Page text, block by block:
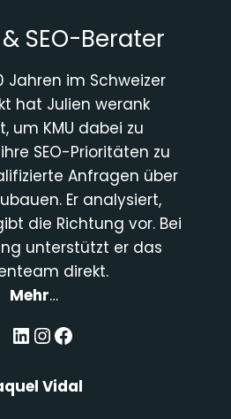
SEO-Berater
Jahren im Schweizer
hat Julien werank
um KMU dabei zu
SEO-Prioritäten zu
Anfragen über
Er analysiert,
die Richtung vor. Bei
unterstützt er das
direkt.
Mehr…
LinkedIn
Instagram
Facebook
Vidal